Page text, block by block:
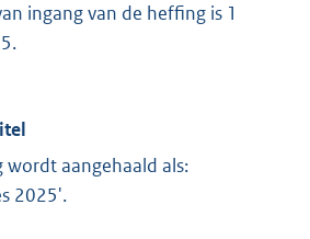
ingang van de heffing is 1
wordt aangehaald als:
2025'.